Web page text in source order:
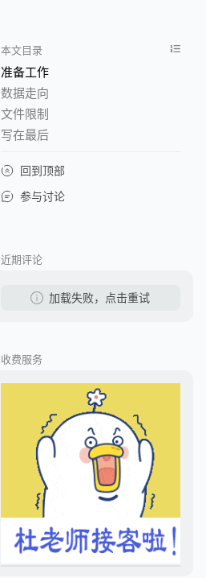
本文目录
准备工作
数据走向
文件限制
写在最后
回到顶部
参与讨论
近期评论
加载失败，点击重试
收费服务